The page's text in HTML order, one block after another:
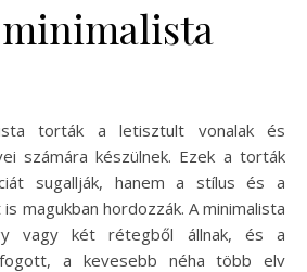
torták a letisztult vonalak és
számára készülnek. Ezek a torták
sugallják, hanem a stílus és a
magukban hordozzák. A minimalista
vagy két rétegből állnak, és a
a kevesebb néha több elv